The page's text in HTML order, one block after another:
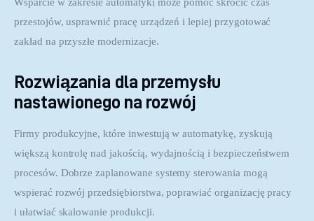
Wsparcie w zakresie automatyki może pomóc skrócić czas
przestojów, usprawnić pracę urządzeń i lepiej przygotować
zakład na przyszłe modernizacje.
Rozwiązania dla przemysłu
nastawionego na rozwój
Firmy produkcyjne, które inwestują w automatykę, zyskują
większą kontrolę nad jakością, wydajnością i bezpieczeństwem
procesów. Dobrze zaplanowane systemy sterowania mogą
wspierać rozwój przedsiębiorstwa, poprawiać organizację pracy
i ułatwiać skalowanie produkcji.